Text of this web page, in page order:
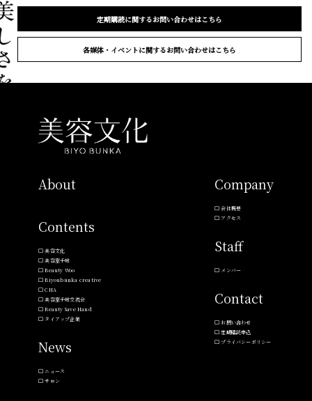
定期購読に関するお問い合わせはこちら
各媒体・イベントに関するお問い合わせはこちら
About
Contents
美容文化
美容室手帖
Beauty Woo
Biyoubunka creative
CHA
美容室手帖交流会
Beauty Save Hand
タイアップ企業
News
ニュース
サロン
Company
会社概要
アクセス
Staff
メンバー
Contact
お問い合わせ
定期購読申込
プライバシーポリシー